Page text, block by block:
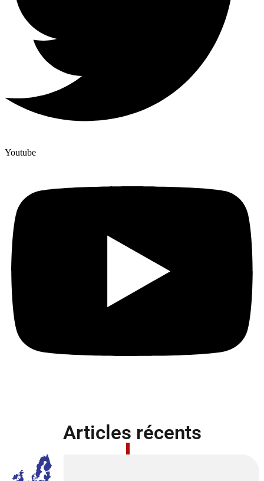
Youtube
Articles récents